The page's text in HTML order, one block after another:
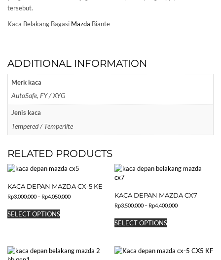
tersebut.
Kaca Belakang Bagasi Mazda Biante
ADDITIONAL INFORMATION
Merk kaca
AutoSafe, FY / XYG
Jenis kaca
Tempered / Temperlite
RELATED PRODUCTS
KACA DEPAN MAZDA CX-5 KE
Rp3.000.000– Rp4.050.000Price
SELECT OPTIONSproduct
The
KACA DEPAN MAZDA CX7
Rp3.500.000– Rp4.400.000Price
SELECT OPTIONSproduct
variants.